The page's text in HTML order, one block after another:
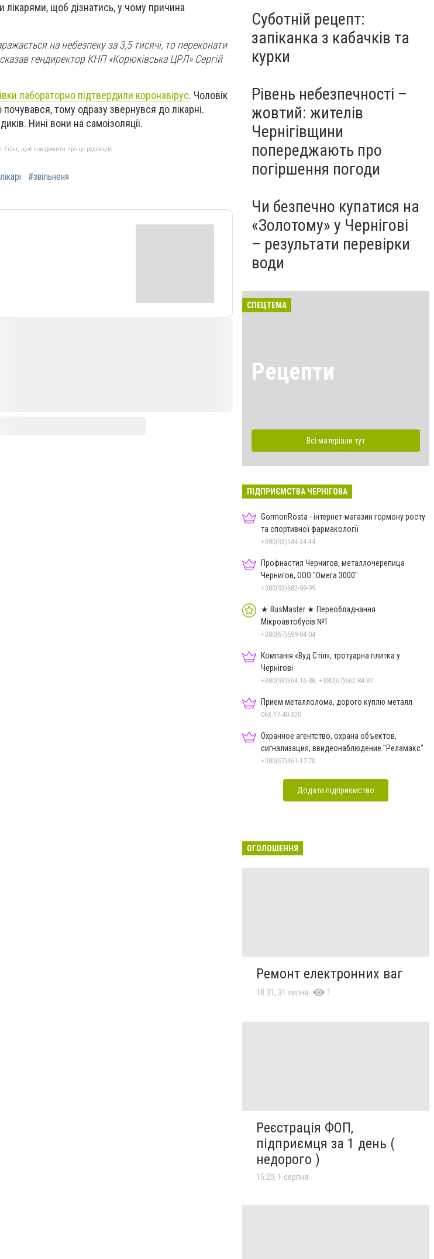
лікарями, щоб дізнатись, у чому причина
на небезпеку за 3,5 тисячі, то переконати
гендиректор КНП «Корюківська ЦРЛ» Сергій
лабораторно підтвердили коронавірус. Чоловік
тому одразу звернувся до лікарні.
Нині вони на самоізоляції.
Enter, щоб повідомити про це редакцію
#звільненя
Суботній рецепт:
запіканка з кабачків та
курки
Рівень небезпечності –
жовтий: жителів
Чернігівщини
попереджають про
погіршення погоди
Чи безпечно купатися на
«Золотому» у Чернігові
– результати перевірки
води
СПЕЦТЕМА
Рецепти
Всі матеріали тут
ПІДПРИЄМСТВА ЧЕРНІГОВА
GormonRosta - інтернет-магазин гормону росту
та спортивної фармакології
+380(93)144-34-44
Профнастил Чернигов, металлочерепица
Чернигов, ООО "Омега 3000"
+380(93)682-99-99
★ BusMaster ★ Переобладнання
Мікроавтобусів №1
+380(67)599-04-04
Компанія «Вуд Стіл», тротуарна плитка у
Чернігові
+380(93)364-16-88, +380(67)662-84-87
Прием металлолома, дорого куплю металл
063-17-40-320
Охранное агентство, охрана объектов,
сигнализация, ввидеонаблюдение "Реламакс"
+380(67)461-17-70
Додати підприємство
ОГОЛОШЕННЯ
Ремонт електронних ваг
18:31, 31 липня 1
Реєстрація ФОП,
підприємця за 1 день (
недорого )
15:20, 1 серпня